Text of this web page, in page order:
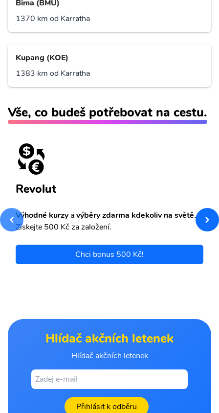
Bima (BMU)
1370 km od Karratha
Kupang (KOE)
1383 km od Karratha
Vše, co budeš potřebovat na cestu.
Revolut
Výhodné kurzyavýběry zdarma kdekoliv na světě.
Získejte 500 Kč za založení.
Chci bonus 500 Kč!
Hlídač akčních letenek
Hlídač akčních letenek
Přihlásit k odběru